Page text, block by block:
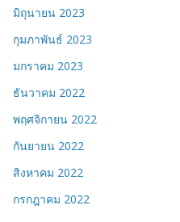
มิถุนายน 2023
กุมภาพันธ์ 2023
มกราคม 2023
ธันวาคม 2022
พฤศจิกายน 2022
กันยายน 2022
สิงหาคม 2022
กรกฎาคม 2022